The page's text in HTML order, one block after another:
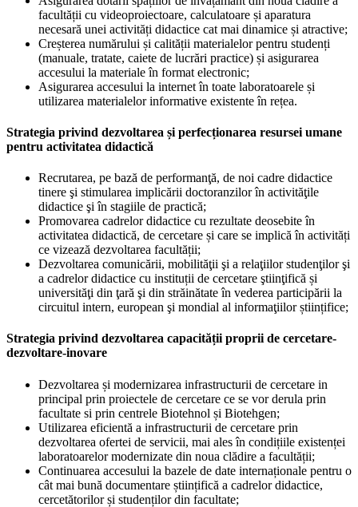
facultății cu videoproiectoare, calculatoare și aparatura
necesară unei activități didactice cat mai dinamice și atractive;
Creșterea numărului și calității materialelor pentru studenți
(manuale, tratate, caiete de lucrări practice) și asigurarea
accesului la materiale în format electronic;
Asigurarea accesului la internet în toate laboratoarele și
utilizarea materialelor informative existente în rețea.
Strategia privind dezvoltarea și perfecționarea resursei umane
pentru activitatea didactică
Recrutarea, pe bază de performanţă, de noi cadre didactice
tinere şi stimularea implicării doctoranzilor în activităţile
didactice şi în stagiile de practică;
Promovarea cadrelor didactice cu rezultate deosebite în
activitatea didactică, de cercetare și care se implică în activități
ce vizează dezvoltarea facultății;
Dezvoltarea comunicării, mobilităţii şi a relaţiilor studenţilor şi
a cadrelor didactice cu instituții de cercetare ştiinţifică și
universităţi din ţară şi din străinătate în vederea participării la
circuitul intern, european şi mondial al informaţiilor științifice;
Strategia privind dezvoltarea capacității proprii de cercetare-
dezvoltare-inovare
Dezvoltarea și modernizarea infrastructurii de cercetare in
principal prin proiectele de cercetare ce se vor derula prin
facultate si prin centrele Biotehnol și Biotehgen;
Utilizarea eficientă a infrastructurii de cercetare prin
dezvoltarea ofertei de servicii, mai ales în condițiile existenței
laboratoarelor modernizate din noua clădire a facultății;
Continuarea accesului la bazele de date internaționale pentru o
cât mai bună documentare științifică a cadrelor didactice,
cercetătorilor și studenților din facultate;